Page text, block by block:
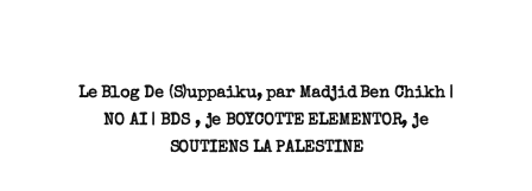
Le Blog De (S)uppaiku, par Madjid Ben Chikh |
NO AI | BDS , je BOYCOTTE ELEMENTOR, je
SOUTIENS LA PALESTINE